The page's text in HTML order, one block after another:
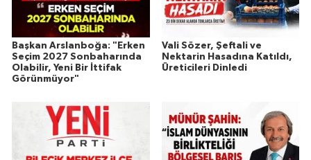
Başkan Arslanboğa: "Erken
Seçim 2027 Sonbaharında
Olabilir, Yeni Bir İttifak
Görünmüyor"
Vali Sözer, Şeftali ve
Nektarin Hasadına Katıldı,
Üreticileri Dinledi